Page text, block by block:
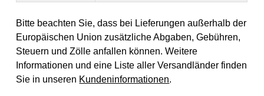
Bitte beachten Sie, dass bei Lieferungen außerhalb der
Europäischen Union zusätzliche Abgaben, Gebühren,
Steuern und Zölle anfallen können. Weitere
Informationen und eine Liste aller Versandländer finden
Sie in unseren Kundeninformationen.